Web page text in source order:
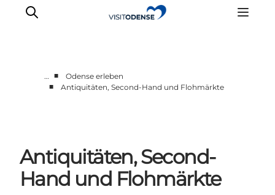
Inspiration
… ■
Odense erleben
■
Antiquitäten, Second-Hand und Flohmärkte
Antiquitäten, Second-
Hand und Flohmärkte